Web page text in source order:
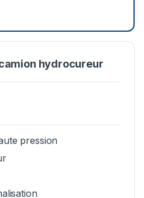
hydrocureur
pression